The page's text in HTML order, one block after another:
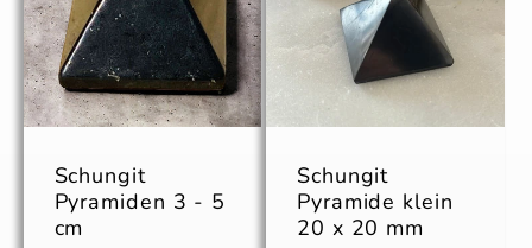
Schungit
Pyramiden 3 - 5
cm
Schungit
Pyramide klein
20 x 20 mm